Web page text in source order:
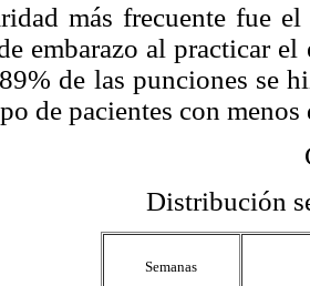
más frecuente fue
embarazo al practicar
de las punciones se
de pacientes con
Distribución
Semanas